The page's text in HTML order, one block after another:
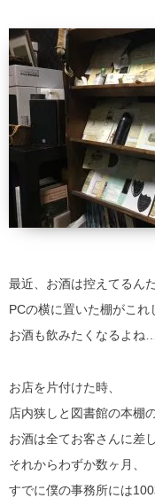
最近、お酒は控えてるん
PCの横に置いた棚がこれ
お酒も飲みたくなるよね…
お店を片付けた時、
店内狭しと図書館の本棚
お酒は全てお客さんに差
それからわずか数ヶ月、
すでに僕の事務所には